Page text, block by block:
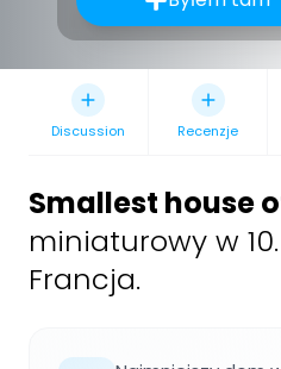
Discussion Recenzje
Smallest house
miniaturowy w
Francja.